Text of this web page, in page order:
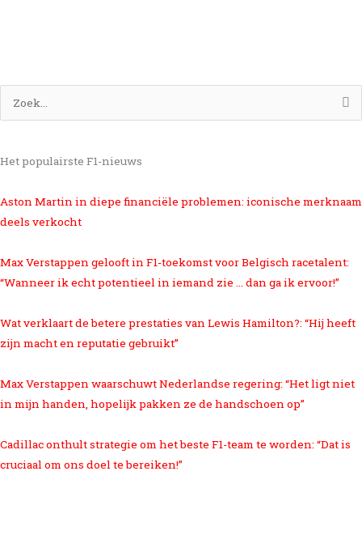
Zoek
naar:
Het populairste F1-nieuws
Aston Martin in diepe financiële problemen: iconische merknaam
deels verkocht
Max Verstappen gelooft in F1-toekomst voor Belgisch racetalent:
“Wanneer ik echt potentieel in iemand zie … dan ga ik ervoor!”
Wat verklaart de betere prestaties van Lewis Hamilton?: “Hij heeft
zijn macht en reputatie gebruikt”
Max Verstappen waarschuwt Nederlandse regering: “Het ligt niet
in mijn handen, hopelijk pakken ze de handschoen op”
Cadillac onthult strategie om het beste F1-team te worden: “Dat is
cruciaal om ons doel te bereiken!”